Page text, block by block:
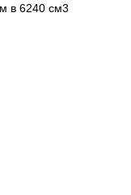
в 6240 см3